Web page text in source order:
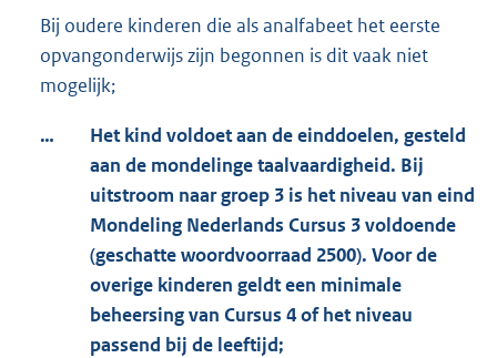
Bij oudere kinderen die als analfabeet het eerste
opvangonderwijs zijn begonnen is dit vaak niet
mogelijk;
…
Het kind voldoet aan de einddoelen, gesteld
aan de mondelinge taalvaardigheid. Bij
uitstroom naar groep 3 is het niveau van eind
Mondeling Nederlands Cursus 3 voldoende
(geschatte woordvoorraad 2500). Voor de
overige kinderen geldt een minimale
beheersing van Cursus 4 of het niveau
passend bij de leeftijd;